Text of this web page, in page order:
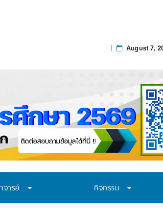
August 7,
จารย์ กิจกรรม